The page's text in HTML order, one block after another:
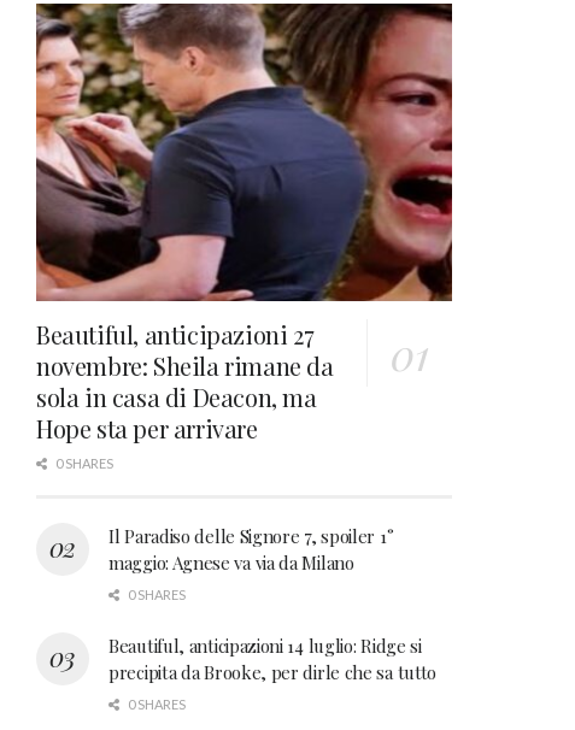
Beautiful, anticipazioni 27
novembre: Sheila rimane da
sola in casa di Deacon, ma
Hope sta per arrivare
0 SHARES
Il Paradiso delle Signore 7, spoiler 1°
maggio: Agnese va via da Milano
0 SHARES
Beautiful, anticipazioni 14 luglio: Ridge si
precipita da Brooke, per dirle che sa tutto
0 SHARES